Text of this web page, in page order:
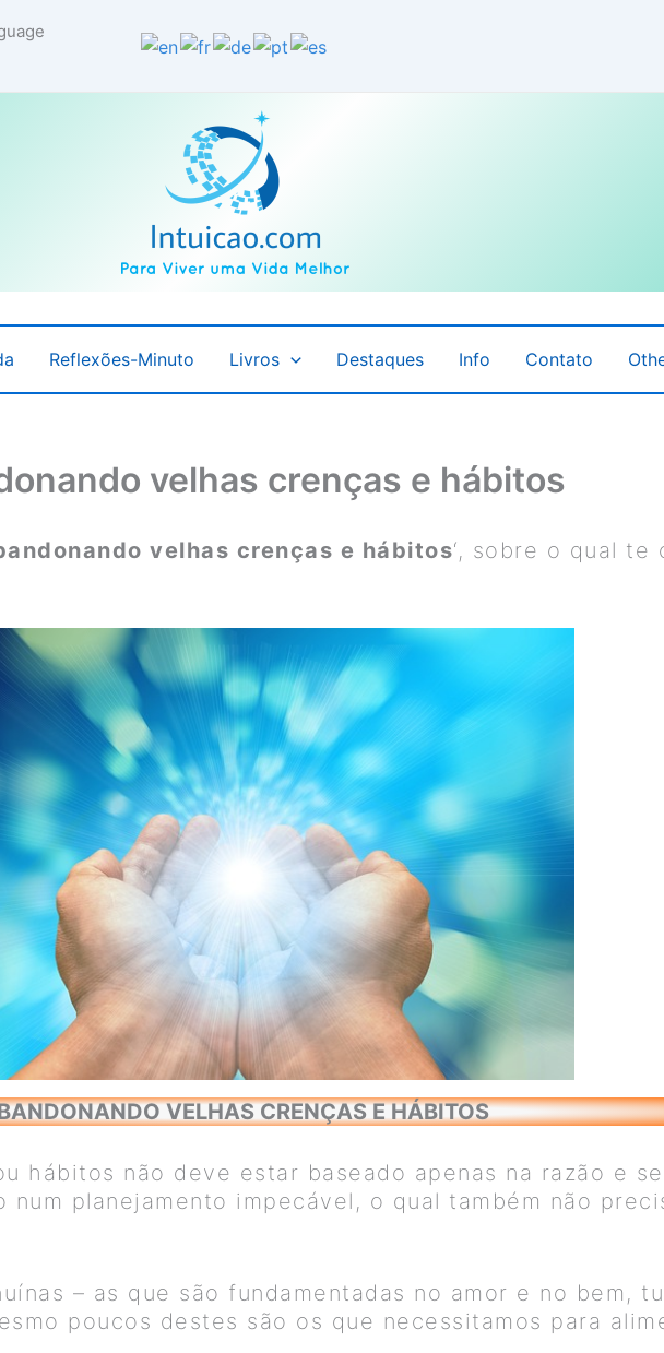
Reflexões-Minuto Livros Destaques Info Contato
velhas crenças e hábitos
velhas crenças e hábitos‘, sobre o qual te
VELHAS CRENÇAS E HÁBITOS
hábitos não deve estar baseado apenas na razão e
planejamento impecável, o qual também não
– as que são fundamentadas no amor e no bem,
poucos destes são os que necessitamos para